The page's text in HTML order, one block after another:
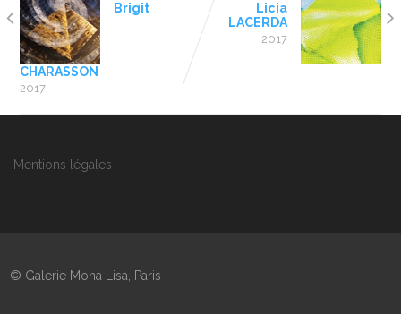
Brigit
CHARASSON
2017
Licia
LACERDA
2017
Mentions légales
© Galerie Mona Lisa, Paris